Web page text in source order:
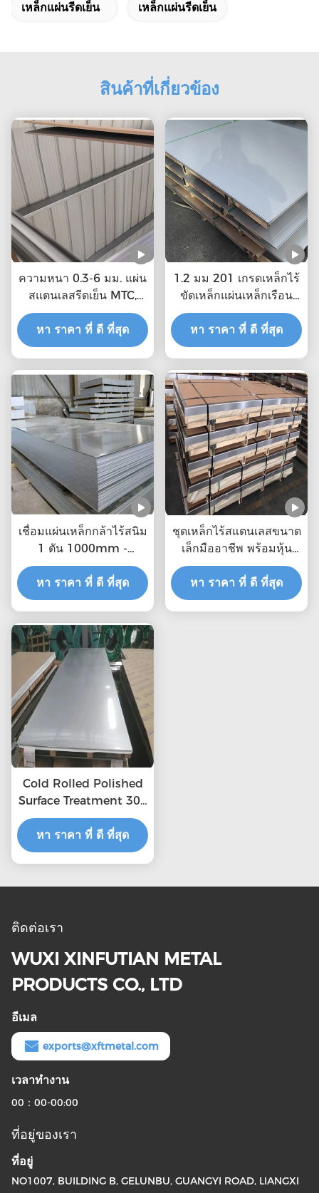
เหล็กแผ่นรีดเย็น เหล็กแผ่นรีดเย็น
สินค้าที่เกี่ยวข้อง
ความหนา 0.3-6 มม. แผ่น
สแตนเลสรีดเย็น MTC,
ISO ได้รับการรับรอง
หา ราคา ที่ ดี ที่สุด
1.2 มม 201 เกรดเหล็กไร้
ขัดเหล็กแผ่นเหล็กเรือน
ร้อน
หา ราคา ที่ ดี ที่สุด
เชื่อมแผ่นเหล็กกล้าไร้สนิม
1 ตัน 1000mm -
6000mm 0.3mm
หา ราคา ที่ ดี ที่สุด
ชุดเหล็กไร้สแตนเลสขนาด
เล็กมืออาชีพ พร้อมหุ้น
ครอบ 2 มม หนา ชุดเหล็ก
ไร้สแตนเลส โรงงาน 321
ชุดเหล็กไร้สแตนเลส
หา ราคา ที่ ดี ที่สุด
Cold Rolled Polished
Surface Treatment 304
2b Stainless Steel
Sheet
หา ราคา ที่ ดี ที่สุด
ติดต่อเรา
WUXI XINFUTIAN METAL
PRODUCTS CO., LTD
อีเมล
exports@xftmetal.com
เวลาทํางาน
00：00-00:00
ที่อยู่ของเรา
ที่อยู่
NO1007, BUILDING B, GELUNBU, GUANGYI ROAD, LIANGXI